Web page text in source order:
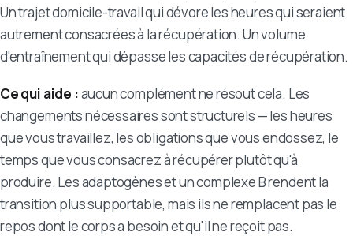
Un trajet domicile-travail qui dévore les heures qui seraient
autrement consacrées à la récupération. Un volume
d'entraînement qui dépasse les capacités de récupération.
Ce qui aide :aucun complément ne résout cela. Les
changements nécessaires sont structurels — les heures
que vous travaillez, les obligations que vous endossez, le
temps que vous consacrez à récupérer plutôt qu'à
produire. Les adaptogènes et un complexe B rendent la
transition plus supportable, mais ils ne remplacent pas le
repos dont le corps a besoin et qu'il ne reçoit pas.